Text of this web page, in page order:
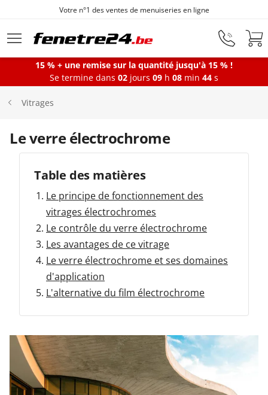
Aller au contenu principal
Votre n°1 des ventes de menuiseries en ligne
Fenêtres
Portes-fenêtres
Baies vitrées
Portes d'entrée
Protections solaires
Garages & Carports
Clôtures et portails
M'identifier
15 % + une remise sur la quantité jusqu'à 15 % !
Se termine dans 02 jours 09 h 08 min 44 s
Vitrages
Le verre électrochrome
Table des matières
Le principe de fonctionnement des
vitrages électrochromes
Le contrôle du verre électrochrome
Les avantages de ce vitrage
Le verre électrochrome et ses domaines
d'application
L'alternative du film électrochrome